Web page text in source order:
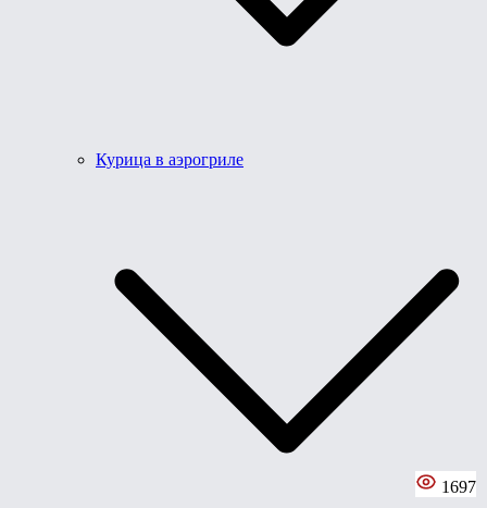
Курица в аэрогриле
1697